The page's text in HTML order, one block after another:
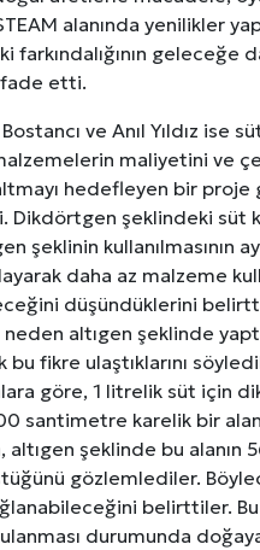
alanında yenilikler
farkındalığının geleceğe
ifade etti.
ve Anıl Yıldız ise
maliyetini ve
hedefleyen bir
Dikdörtgen şeklindeki süt
şeklinin kullanılmasının
daha az malzeme
düşündüklerini
altıgen şeklinde
fikre ulaştıklarını
göre, 1 litrelik süt için
santimetre karelik bir
altıgen şeklinde bu alanın
gözlemlediler.
belirttiler.
durumunda